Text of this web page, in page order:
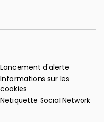
Lancement d'alerte
Informations sur les
cookies
Netiquette Social Network